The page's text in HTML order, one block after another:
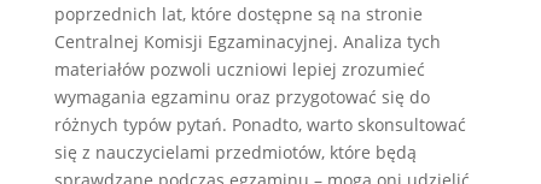
poprzednich lat, które dostępne są na stronie
Centralnej Komisji Egzaminacyjnej. Analiza tych
materiałów pozwoli uczniowi lepiej zrozumieć
wymagania egzaminu oraz przygotować się do
różnych typów pytań. Ponadto, warto skonsultować
się z nauczycielami przedmiotów, które będą